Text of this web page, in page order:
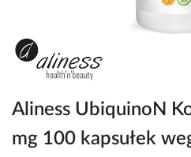
Przejdź
na
początek
Aliness UbiquinoN
mg 100 kapsułek